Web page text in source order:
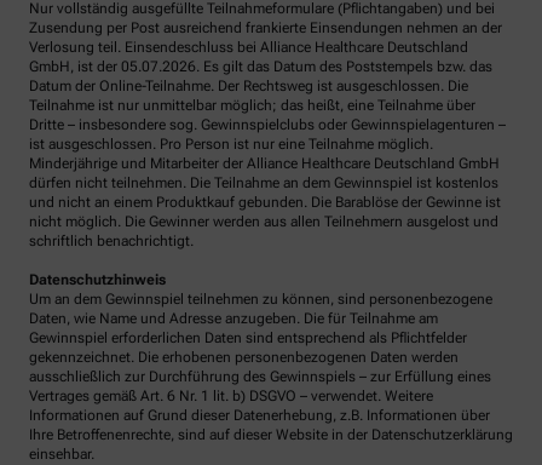
Nur vollständig ausgefüllte Teilnahmeformulare (Pflichtangaben) und bei
Zusendung per Post ausreichend frankierte Einsendungen nehmen an der
Verlosung teil. Einsendeschluss bei Alliance Healthcare Deutschland
GmbH, ist der 05.07.2026. Es gilt das Datum des Poststempels bzw. das
Datum der Online-Teilnahme. Der Rechtsweg ist ausgeschlossen. Die
Teilnahme ist nur unmittelbar möglich; das heißt, eine Teilnahme über
Dritte – insbesondere sog. Gewinnspielclubs oder Gewinnspielagenturen –
ist ausgeschlossen. Pro Person ist nur eine Teilnahme möglich.
Minderjährige und Mitarbeiter der Alliance Healthcare Deutschland GmbH
dürfen nicht teilnehmen. Die Teilnahme an dem Gewinnspiel ist kostenlos
und nicht an einem Produktkauf gebunden. Die Barablöse der Gewinne ist
nicht möglich. Die Gewinner werden aus allen Teilnehmern ausgelost und
schriftlich benachrichtigt.
Datenschutzhinweis
Um an dem Gewinnspiel teilnehmen zu können, sind personenbezogene
Daten, wie Name und Adresse anzugeben. Die für Teilnahme am
Gewinnspiel erforderlichen Daten sind entsprechend als Pflichtfelder
gekennzeichnet. Die erhobenen personenbezogenen Daten werden
ausschließlich zur Durchführung des Gewinnspiels – zur Erfüllung eines
Vertrages gemäß Art. 6 Nr. 1 lit. b) DSGVO – verwendet. Weitere
Informationen auf Grund dieser Datenerhebung, z.B. Informationen über
Ihre Betroffenenrechte, sind auf dieser Website in der Datenschutzerklärung
einsehbar.